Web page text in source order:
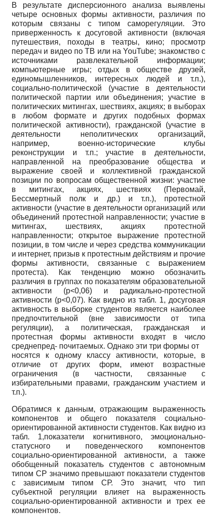
В результате дисперсионного анализа выявлены
четыре основных формы активности, различия по
которым связаны с типом саморегуляции. Это
приверженность к досуговой активности (включая
путешествия, походы в театры, кино; просмотр
передач и видео по ТВ или наYouTube; знакомство с
источниками развлекательной информации;
компьютерные игры; отдых в обществе друзей,
единомышленников, интересных людей и т.п.),
социально-политической (участие в деятельности
политической партии или объединения; участие в
политических митингах, шествиях, акциях; в выборах
в любом формате и других подобных формах
политической активности), гражданской (участие в
деятельности неполитических организаций,
например, военно-исторические клубы
реконструкции и т.п.; участие в деятельности,
направленной на преобразование общества и
выражение своей и коллективной гражданской
позиции по вопросам общественной жизни: участие
в митингах, акциях, шествиях (Первомай,
Бессмертный полк и др.) и т.п.), протестной
активности (участие в деятельности организаций или
объединений протестной направленности; участие в
митингах, шествиях, акциях протестной
направленности; открытое выражение протестной
позиции, в том числе и через средства коммуникации
и интернет, призыв к протестным действиям и прочие
формы активности, связанные с выражением
протеста). Как тенденцию можно обозначить
различия в группах по показателям образовательной
активности (p<0,06) и радикально-протестной
активности (p<0,07). Как видно из табл. 1, досуговая
активность в выборке студентов является наиболее
предпочтительной (вне зависимости от типа
регуляции), а политическая, гражданская и
протестная формы активности входят в число
среднепред- почитаемых. Однако эти три формы от­
носятся к одному классу активности, которые, в
отличие от других форм, имеют возрастные
ограничения (в частности, связанные с
избирательными правами, гражданским участием и
т.п.).
Обратимся к данным, отражающим выраженность
компонентов и общего показателя социально-
ориентированной активности студентов. Как видно из
табл. 1,показатели когнитивного, эмоционально­
статусного и поведенческого компонентов
социально-ориентированной активности, а также
обобщенный показатель студентов с автономным
типом СР значимо превышают показатели студентов
с зависимым типом СР. Это значит, что тип
субъектной регуляции влияет на выраженность
социально-ориентированной активности и трех ее
компонентов.